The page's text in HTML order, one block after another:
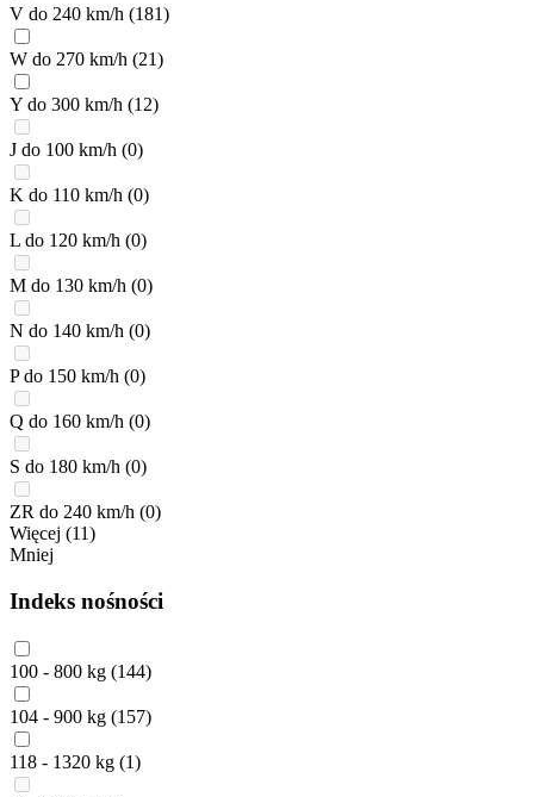
V do 240 km/h (181)
W do 270 km/h (21)
Y do 300 km/h (12)
J do 100 km/h (0)
K do 110 km/h (0)
L do 120 km/h (0)
M do 130 km/h (0)
N do 140 km/h (0)
P do 150 km/h (0)
Q do 160 km/h (0)
S do 180 km/h (0)
ZR do 240 km/h (0)
Więcej (11)
Mniej
Indeks nośności
100 - 800 kg (144)
104 - 900 kg (157)
118 - 1320 kg (1)